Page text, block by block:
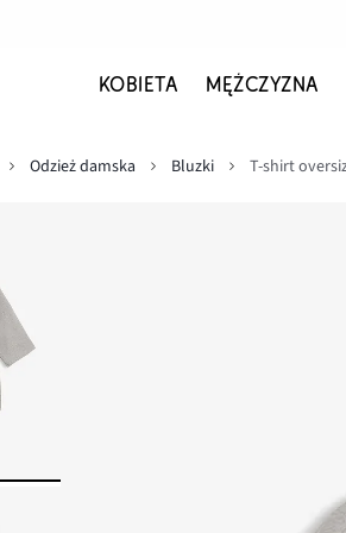
KOBIETA MĘŻCZYZNA
Odzież damska Bluzki T-shirt